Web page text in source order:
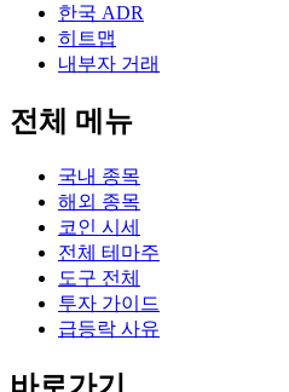
한국 ADR
히트맵
내부자 거래
전체 메뉴
국내 종목
해외 종목
코인 시세
전체 테마주
도구 전체
투자 가이드
급등락 사유
바로가기